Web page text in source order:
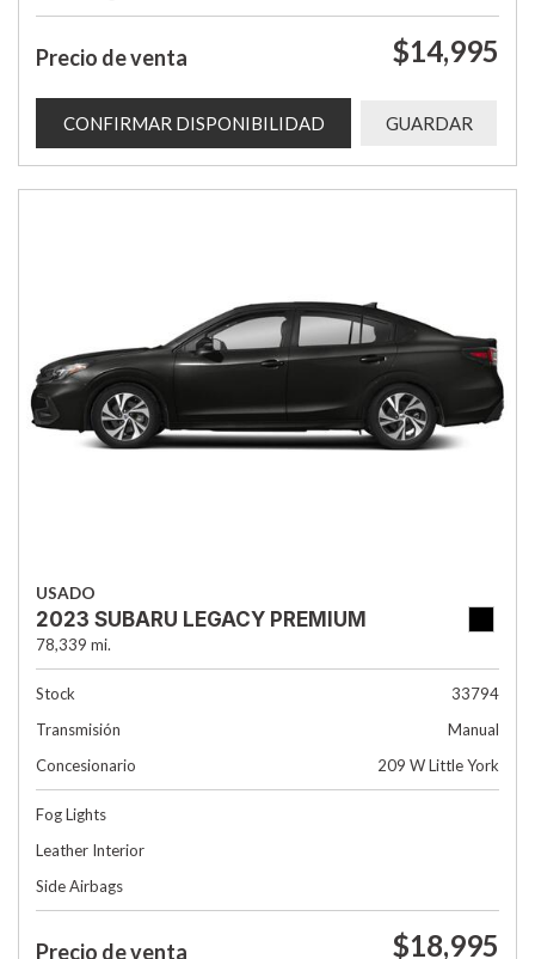
Precio de venta $14,995
CONFIRMAR DISPONIBILIDAD GUARDAR
USADO
2023 SUBARU LEGACY PREMIUM
78,339 mi.
Stock
33794
Transmisión
Manual
Concesionario
209 W Little York
Fog Lights
Leather Interior
Side Airbags
Precio de venta $18,995